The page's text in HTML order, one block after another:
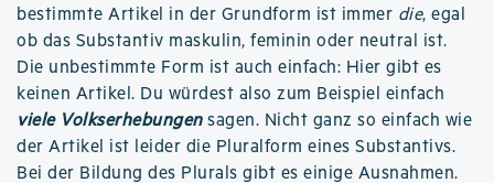
bestimmte Artikel in der Grundform ist immer die, egal
ob das Substantiv maskulin, feminin oder neutral ist.
Die unbestimmte Form ist auch einfach: Hier gibt es
keinen Artikel. Du würdest also zum Beispiel einfach
viele Volkserhebungensagen. Nicht ganz so einfach wie
der Artikel ist leider die Pluralform eines Substantivs.
Bei der Bildung des Plurals gibt es einige Ausnahmen.